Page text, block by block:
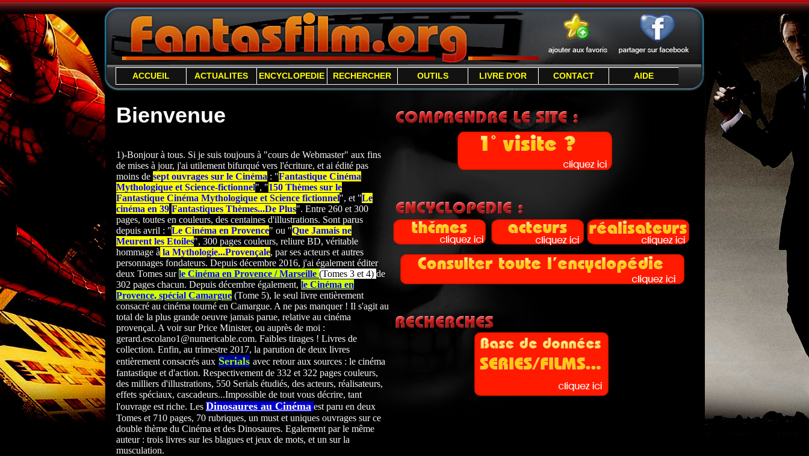
ACCUEIL ACTUALITES ENCYCLOPEDIE RECHERCHER OUTILS LIVRE D'OR CONTACT AIDE
Bienvenue
1)-Bonjour à tous. Si je suis toujours à "cours de Webmaster" aux fins
de mises à jour, j'ai utilement bifurqué vers l'écriture, et ai édité pas
moins de sept ouvrages sur le Cinéma : "Fantastique Cinéma
Mythologique et Science-fictionnel", "150 Thèmes sur le
Fantastique Cinéma Mythologique et Science fictionnel", et "Le
cinéma en 39 Fantastiques Thèmes...De Plus". Entre 260 et 300
pages, toutes en couleurs, des centaines d'illustrations. Sont parus
depuis avril : "Le Cinéma en Provence" ou "Que Jamais ne
Meurent les Etoiles", 300 pages couleurs, reliure BD, véritable
hommage à la Mythologie...Provençale, par ses acteurs et autres
personnages fondateurs. Depuis décembre 2016, j'ai également éditer
deux Tomes surle Cinéma en Provence / Marseille (Tomes 3 et 4) de
302 pages chacun. Depuis décembre également, le Cinéma en
Provence, spécial Camargue (Tome 5), le seul livre entièrement
consacré au cinéma tourné en Camargue. A ne pas manquer ! Il s'agit au
total de la plus grande oeuvre jamais parue, relative au cinéma
provençal. A voir sur Price Minister, ou auprès de moi :
gerard.escolano1@numericable.com. Faibles tirages ! Livres de
collection. Enfin, au trimestre 2017, la parution de deux livres
entièrement consacrés aux Serials avec retour aux sources : le cinéma
fantastique et d'action. Respectivement de 332 et 322 pages couleurs,
des milliers d'illustrations, 550 Serials étudiés, des acteurs, réalisateurs,
effets spéciaux, cascadeurs...Impossible de tout vous décrire, tant
l'ouvrage est riche. Les Dinosaures au Cinéma est paru en deux
Tomes et 710 pages, 70 rubriques, un must et uniques ouvrages sur ce
double thème du Cinéma et des Dinosaures. Egalement par le même
auteur : trois livres sur les blagues et jeux de mots, et un sur la
musculation.